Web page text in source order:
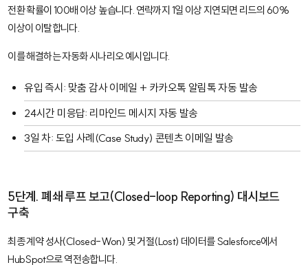
전환 확률이 100배 이상 높습니다. 연락까지 1일 이상 지연되면 리드의 60%
이상이 이탈합니다.
이를 해결하는 자동화 시나리오 예시입니다.
유입 즉시: 맞춤 감사 이메일 + 카카오톡 알림톡 자동 발송
24시간 미응답: 리마인드 메시지 자동 발송
3일 차: 도입 사례(Case Study) 콘텐츠 이메일 발송
5단계. 폐쇄 루프 보고(Closed-loop Reporting) 대시보드
구축
최종 계약 성사(Closed-Won) 및 거절(Lost) 데이터를Salesforce에서
HubSpot으로 역전송합니다.